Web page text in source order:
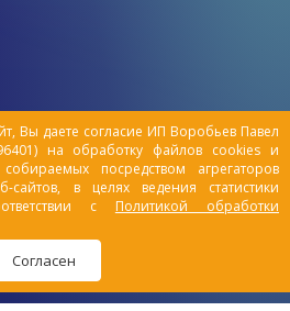
Вы даете согласие ИП Воробьев Павел
на обработку файлов cookies и
посредством агрегаторов
сайтов, в целях ведения статистики
с Политикой обработки
Согласен